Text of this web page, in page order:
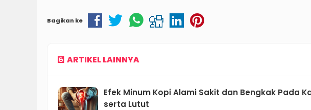
Bagikan ke
ARTIKEL LAINNYA
Efek Minum Kopi Alami Sakit dan Bengkak Pada
serta Lutut